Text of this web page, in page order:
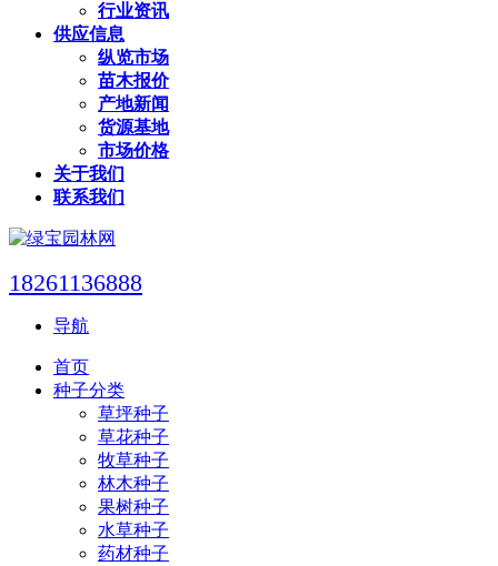
行业资讯
供应信息
纵览市场
苗木报价
产地新闻
货源基地
市场价格
关于我们
联系我们
18261136888
导航
首页
种子分类
草坪种子
草花种子
牧草种子
林木种子
果树种子
水草种子
药材种子